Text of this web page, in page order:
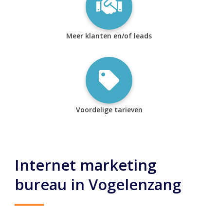
Meer klanten en/of leads
Voordelige tarieven
Internet marketing
bureau in Vogelenzang